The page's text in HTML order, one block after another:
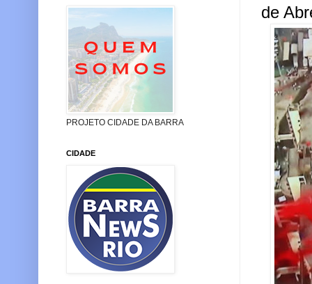
de
PROJETO CIDADE DA BARRA
CIDADE